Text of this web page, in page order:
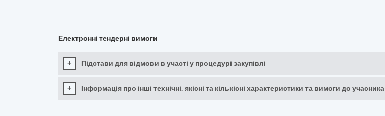
Електронні тендерні вимоги
+ Підстави для відмови в участі у процедурі закупівлі
+ Інформація про інші технічні, якісні та кількісні характеристики та вимоги до учасника